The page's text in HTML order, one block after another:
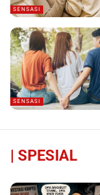
SENSASI
SENSASI
| SPESIAL